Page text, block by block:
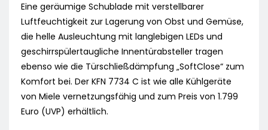
Eine geräumige Schublade mit verstellbarer
Luftfeuchtigkeit zur Lagerung von Obst und Gemüse,
die helle Ausleuchtung mit langlebigen LEDs und
geschirrspülertaugliche Innentürabsteller tragen
ebenso wie die Türschließdämpfung „SoftClose“ zum
Komfort bei. Der KFN 7734 C ist wie alle Kühlgeräte
von Miele vernetzungsfähig und zum Preis von 1.799
Euro (UVP) erhältlich.